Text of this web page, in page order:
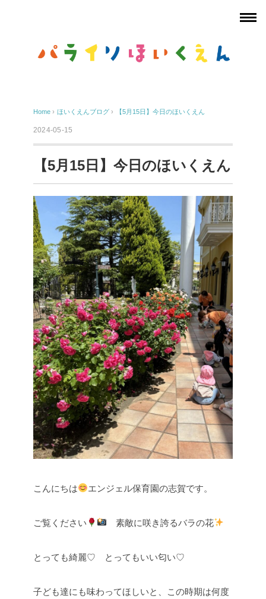
Home › ほいくえんブログ › 【5月15日】今日のほいくえん
2024-05-15
【5月15日】今日のほいくえん
こんにちは エンジェル保育園の志賀です。
ご覧ください 素敵に咲き誇るバラの花
とっても綺麗♡ とってもいい匂い♡
子ども達にも味わってほしいと、この時期は何度